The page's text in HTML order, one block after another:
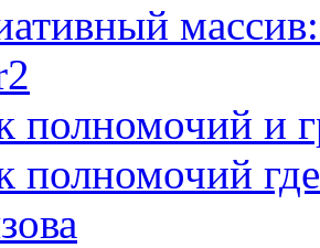
полномочий и
полномочий